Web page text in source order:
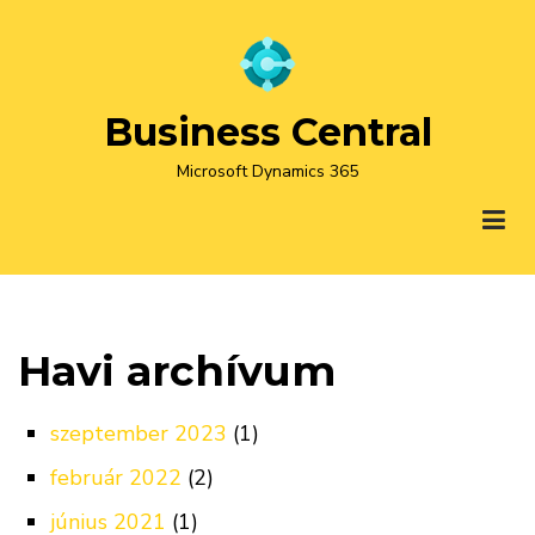
Business Central
Microsoft Dynamics 365
Havi archívum
szeptember 2023 (1)
február 2022 (2)
június 2021 (1)